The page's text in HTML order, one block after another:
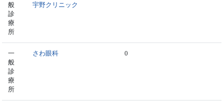
般
診
療
所
宇野クリニック
一
般
診
療
所
さわ眼科 0